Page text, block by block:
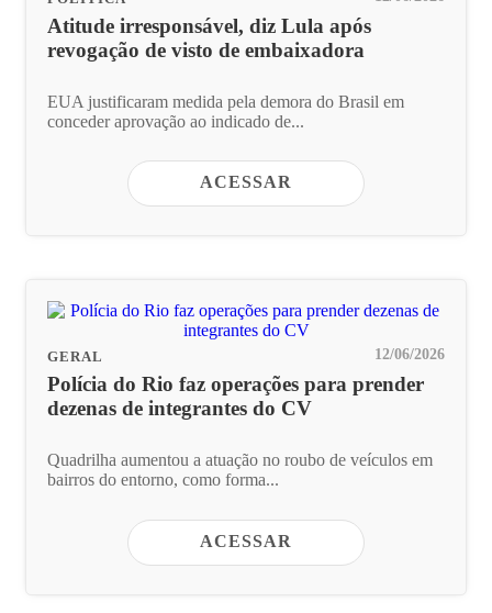
Atitude irresponsável, diz Lula após
revogação de visto de embaixadora
EUA justificaram medida pela demora do Brasil em
conceder aprovação ao indicado de...
ACESSAR
GERAL 12/06/2026
Polícia do Rio faz operações para prender
dezenas de integrantes do CV
Quadrilha aumentou a atuação no roubo de veículos em
bairros do entorno, como forma...
ACESSAR